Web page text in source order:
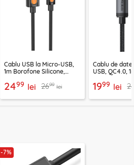
Cablu USB la Micro-USB,
1m Borofone Silicone,
2499 lei 2699 lei
Cablu de
USB, QC4.0,
1999 lei
-7%